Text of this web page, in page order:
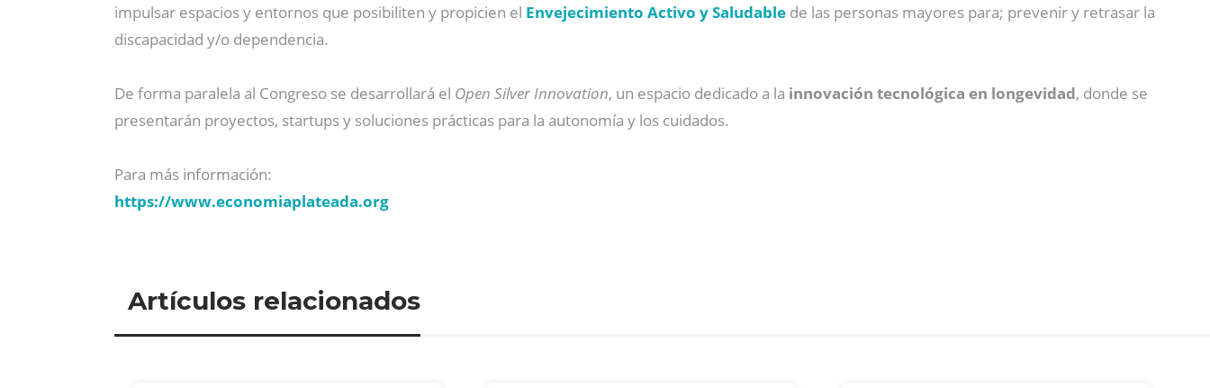
impulsar espacios y entornos que posibiliten y propicien el Envejecimiento Activo y Saludable de las personas mayores para; prevenir y retrasar la
discapacidad y/o dependencia.
De forma paralela al Congreso se desarrollará el Open Silver Innovation, un espacio dedicado a la innovación tecnológica en longevidad, donde se
presentarán proyectos, startups y soluciones prácticas para la autonomía y los cuidados.
Para más información:
https://www.economiaplateada.org
Artículos relacionados